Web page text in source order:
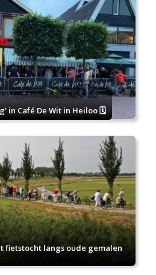
in Café De Wit in Heiloo 🗓
fietstocht langs oude gemalen